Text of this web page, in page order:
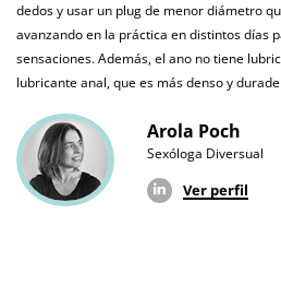
Garantías 3 años de
original
¿Cuándo lo
recibo?
El viernes 7
dedos y usar un plug de menor diámetro
avanzando en la práctica en distintos días
sensaciones. Además, el ano no tiene
lubricante anal, que es más denso y
Arola Poch
Sexóloga Diversual
Ver perfil